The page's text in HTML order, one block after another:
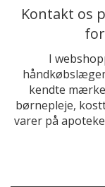
Kontakt os
I
kendte
børnepleje,
varer på